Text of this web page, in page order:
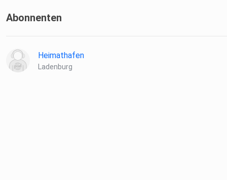
Abonnenten
Heimathafen
Ladenburg